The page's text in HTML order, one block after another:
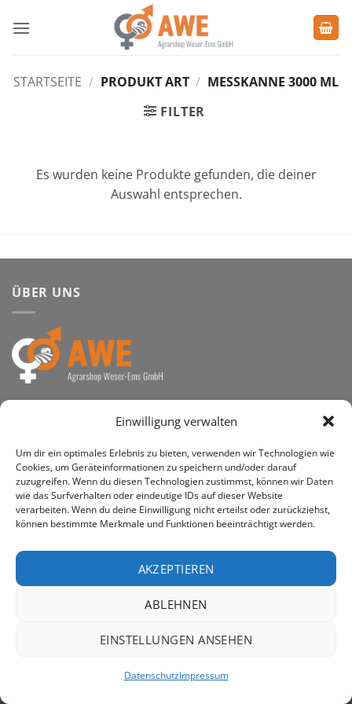
Einwilligung verwalten
Um dir ein optimales Erlebnis zu bieten, verwenden wir Technologien wie
Cookies, um Geräteinformationen zu speichern und/oder darauf
zuzugreifen. Wenn du diesen Technologien zustimmst, können wir Daten
wie das Surfverhalten oder eindeutige IDs auf dieser Website
verarbeiten. Wenn du deine Einwilligung nicht erteilst oder zurückziehst,
können bestimmte Merkmale und Funktionen beeinträchtigt werden.
AKZEPTIEREN
ABLEHNEN
EINSTELLUNGEN ANSEHEN
DatenschutzImpressum
Inhalt
STARTSEITE / PRODUKT ART / MESSKANNE 3000 ML
FILTER
Es wurden keine Produkte gefunden, die deiner
Auswahl entsprechen.
ÜBER UNS
awe ist heute auf vielen Höfen die 1. Adresse, wenn es
um den Kauf landwirtschaftlicher Bedarfsartikel geht.
PayPal Rechung
IMPRESSUM DATENSCHUTZERKLÄRUNG
Copyright 2026 ©AWE - Agrarshop Weser-Ems GmbH